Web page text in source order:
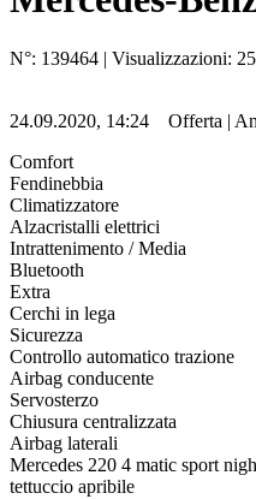
N°: 139464 | Visualizzazioni:
24.09.2020, 14:24 Offerta |
Comfort
Fendinebbia
Climatizzatore
Alzacristalli elettrici
Intrattenimento / Media
Bluetooth
Extra
Cerchi in lega
Sicurezza
Controllo automatico trazione
Airbag conducente
Servosterzo
Chiusura centralizzata
Airbag laterali
Mercedes 220 4 matic sport
tettuccio apribile